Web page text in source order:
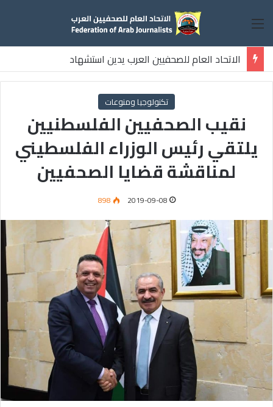
القائمة
الاتحاد العام للصحفيين العرب يدين استشهاد
ثلاثة صحفيين فلسطينيين باستهداف إسرائيلي وسط قطاع غزة
تكنولوجيا ومنوعات
نقيب الصحفيين الفلسطنيين
يلتقي رئيس الوزراء الفلسطيني
لمناقشة قضايا الصحفيين
2019-09-08
898